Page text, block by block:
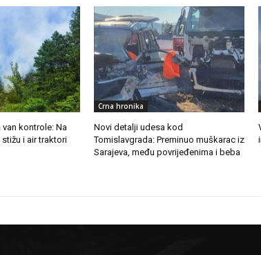
kontrole: Na
i air traktori
Crna hronika
Novi detalji udesa kod
Tomislavgrada: Preminuo muškarac iz
Sarajeva, među povrijeđenima i beba